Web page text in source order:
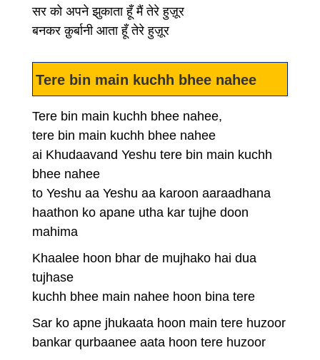
सर को अपने झुकाता हूँ मैं तेरे हुज़ूर
बनकर क़ुर्बानी आता हूँ तेरे हुज़ूर
Tere bin main kuchh bhee nahee
Tere bin main kuchh bhee nahee,
tere bin main kuchh bhee nahee
ai Khudaavand Yeshu tere bin main kuchh
bhee nahee
to Yeshu aa Yeshu aa karoon aaraadhana
haathon ko apane utha kar tujhe doon
mahima
Khaalee hoon bhar de mujhako hai dua
tujhase
kuchh bhee main nahee hoon bina tere
Sar ko apne jhukaata hoon main tere huzoor
bankar qurbaanee aata hoon tere huzoor